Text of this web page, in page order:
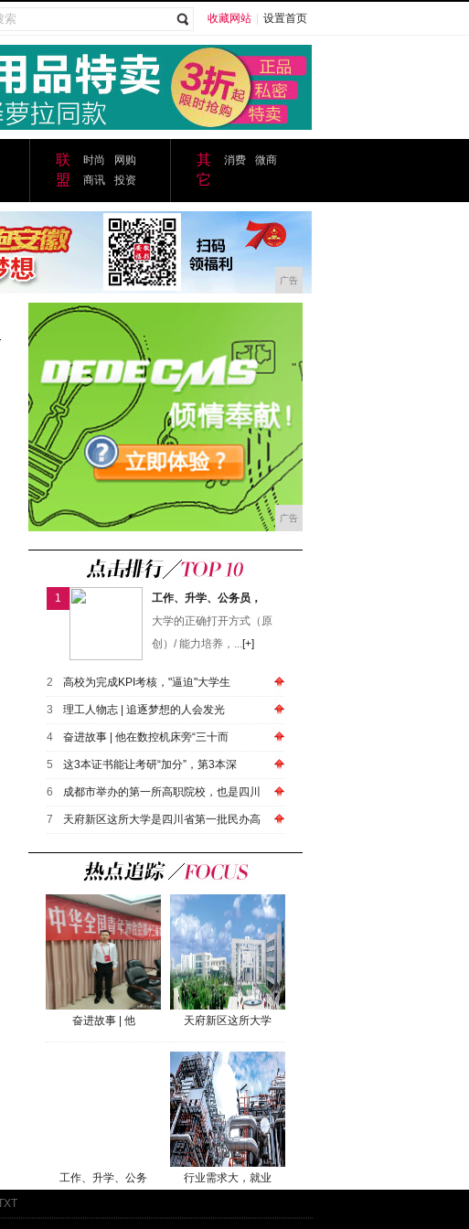
收藏网站 设置首页
联
盟
时尚
网购
商讯
投资
其
它
消费 微商
广告
广告
1
工作、升学、公务员，
大学的正确打开方式（原
创）/ 能力培养，...[+]
2 高校为完成KPI考核，"逼迫"大学生
3 ​理工人物志 | 追逐梦想的人会发光
4 奋进故事 | 他在数控机床旁“三十而
5 这3本证书能让考研“加分”，第3本深
6 成都市举办的第一所高职院校，也是四川
7 天府新区这所大学是四川省第一批民办高
奋进故事 | 他 天府新区这所大学
工作、升学、公务
行业需求大，就业